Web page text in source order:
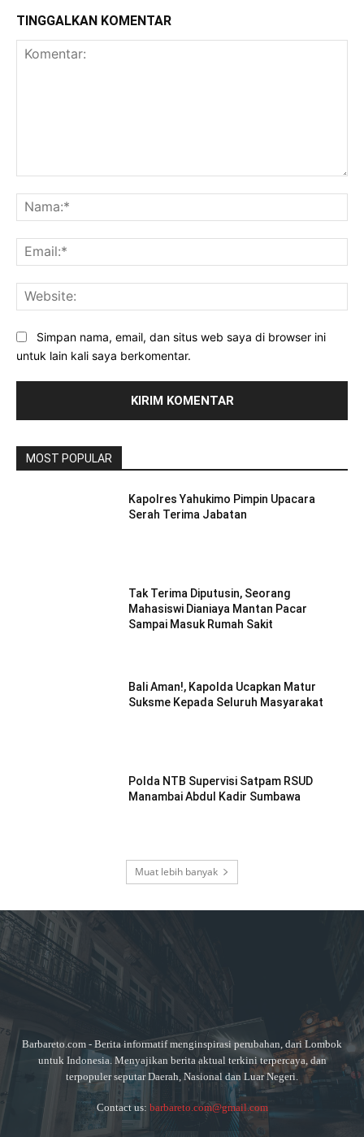
TINGGALKAN KOMENTAR
Simpan nama, email, dan situs web saya di browser ini
untuk lain kali saya berkomentar.
MOST POPULAR
Kapolres Yahukimo Pimpin Upacara
Serah Terima Jabatan
Tak Terima Diputusin, Seorang
Mahasiswi Dianiaya Mantan Pacar
Sampai Masuk Rumah Sakit
Bali Aman!, Kapolda Ucapkan Matur
Suksme Kepada Seluruh Masyarakat
Polda NTB Supervisi Satpam RSUD
Manambai Abdul Kadir Sumbawa
Muat lebih banyak
Barbareto.com - Berita informatif menginspirasi perubahan, dari Lombok
untuk Indonesia. Menyajikan berita aktual terkini terpercaya, dan
terpopuler seputar Daerah, Nasional dan Luar Negeri.
Contact us: barbareto.com@gmail.com